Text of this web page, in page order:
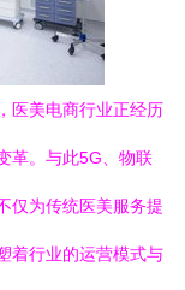
医美电商行业正经历
革。与此5G、物联
仅为传统医美服务提
着行业的运营模式与